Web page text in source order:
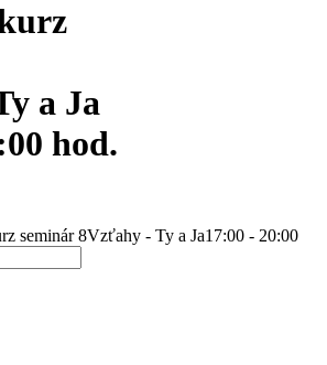
a Ja
hod.
seminár 8Vzťahy - Ty a Ja17:00 - 20:00